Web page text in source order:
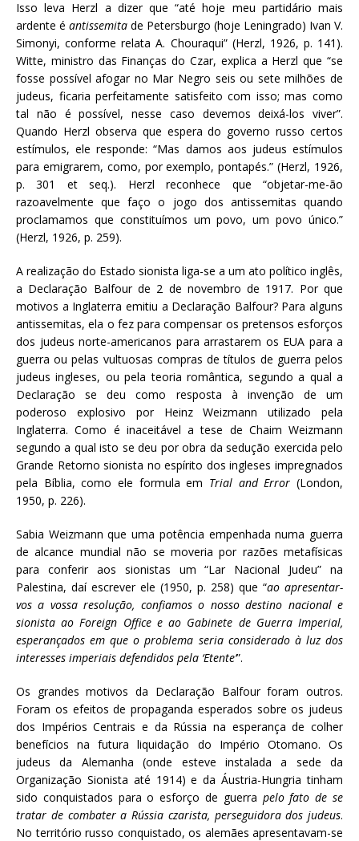
Isso leva Herzl a dizer que “até hoje meu partidário mais
ardente é antissemita de Petersburgo (hoje Leningrado) Ivan V.
Simonyi, conforme relata A. Chouraqui” (Herzl, 1926, p. 141).
Witte, ministro das Finanças do Czar, explica a Herzl que “se
fosse possível afogar no Mar Negro seis ou sete milhões de
judeus, ficaria perfeitamente satisfeito com isso; mas como
tal não é possível, nesse caso devemos deixá-los viver”.
Quando Herzl observa que espera do governo russo certos
estímulos, ele responde: “Mas damos aos judeus estímulos
para emigrarem, como, por exemplo, pontapés.” (Herzl, 1926,
p. 301 et seq.). Herzl reconhece que “objetar-me-ão
razoavelmente que faço o jogo dos antissemitas quando
proclamamos que constituímos um povo, um povo único.”
(Herzl, 1926, p. 259).
A realização do Estado sionista liga-se a um ato político inglês,
a Declaração Balfour de 2 de novembro de 1917. Por que
motivos a Inglaterra emitiu a Declaração Balfour? Para alguns
antissemitas, ela o fez para compensar os pretensos esforços
dos judeus norte-americanos para arrastarem os EUA para a
guerra ou pelas vultuosas compras de títulos de guerra pelos
judeus ingleses, ou pela teoria romântica, segundo a qual a
Declaração se deu como resposta à invenção de um
poderoso explosivo por Heinz Weizmann utilizado pela
Inglaterra. Como é inaceitável a tese de Chaim Weizmann
segundo a qual isto se deu por obra da sedução exercida pelo
Grande Retorno sionista no espírito dos ingleses impregnados
pela Bíblia, como ele formula em Trial and Error (London,
1950, p. 226).
Sabia Weizmann que uma potência empenhada numa guerra
de alcance mundial não se moveria por razões metafísicas
para conferir aos sionistas um “Lar Nacional Judeu” na
Palestina, daí escrever ele (1950, p. 258) que “ao apresentar-
vos a vossa resolução, confiamos o nosso destino nacional e
sionista ao Foreign Office e ao Gabinete de Guerra Imperial,
esperançados em que o problema seria considerado à luz dos
interesses imperiais defendidos pela ‘Etente’”.
Os grandes motivos da Declaração Balfour foram outros.
Foram os efeitos de propaganda esperados sobre os judeus
dos Impérios Centrais e da Rússia na esperança de colher
benefícios na futura liquidação do Império Otomano. Os
judeus da Alemanha (onde esteve instalada a sede da
Organização Sionista até 1914) e da Áustria-Hungria tinham
sido conquistados para o esforço de guerra pelo fato de se
tratar de combater a Rússia czarista, perseguidora dos judeus.
No território russo conquistado, os alemães apresentavam-se